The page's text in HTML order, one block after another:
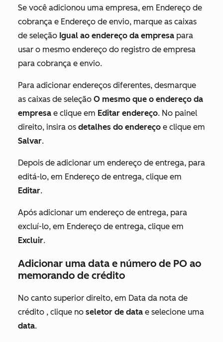
Se você adicionou uma empresa, em Endereço de
cobrança e Endereço de envio, marque as caixas
de seleção Igual ao endereço da empresa para
usar o mesmo endereço do registro de empresa
para cobrança e envio.
Para adicionar endereços diferentes, desmarque
as caixas de seleção O mesmo que o endereço da
empresa e clique em Editar endereço. No painel
direito, insira os detalhes do endereço e clique em
Salvar.
Depois de adicionar um endereço de entrega, para
editá-lo, em Endereço de entrega, clique em
Editar.
Após adicionar um endereço de entrega, para
excluí-lo, em Endereço de entrega, clique em
Excluir.
Adicionar uma data e número de PO ao
memorando de crédito
No canto superior direito, em Data da nota de
crédito , clique no seletor de data e selecione uma
data.